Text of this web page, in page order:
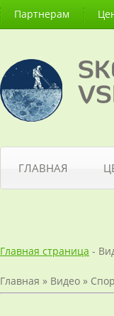
Партнерам
ГЛАВНАЯ
Главная страница -
Главная » Видео »